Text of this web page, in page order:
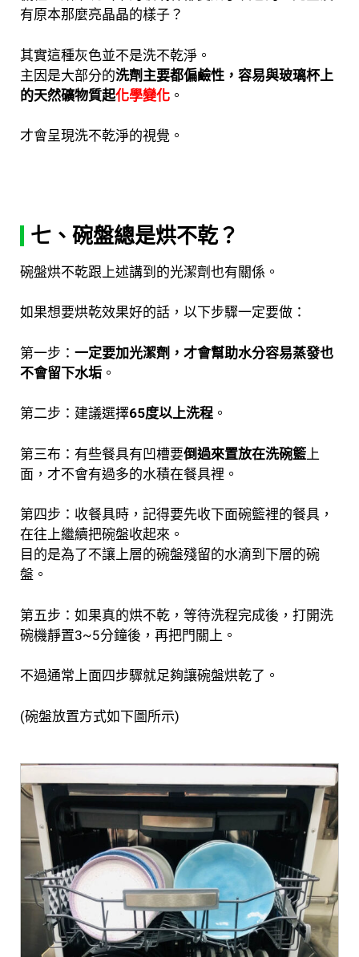
有原本那麼亮晶晶的樣子？
其實這種灰色並不是洗不乾淨。
主因是大部分的洗劑主要都偏鹼性，容易與玻璃杯上
的天然礦物質起化學變化 。
才會呈現洗不乾淨的視覺。
七、碗盤總是烘不乾？
碗盤烘不乾跟上述講到的光潔劑也有關係。
如果想要烘乾效果好的話，以下步驟一定要做：
第一步： 一定要加光潔劑，才會幫助水分容易蒸發也
不會留下水垢 。
第二步：建議選擇65度以上洗程 。
第三布：有些餐具有凹槽要倒過來置放在洗碗籃 上
面，才不會有過多的水積在餐具裡。
第四步：收餐具時，記得要先收下面碗籃裡的餐具，
在往上繼續把碗盤收起來。
目的是為了不讓上層的碗盤殘留的水滴到下層的碗
盤。
第五步：如果真的烘不乾，等待洗程完成後，打開洗
碗機靜置3~5分鐘後，再把門關上。
不過通常上面四步驟就足夠讓碗盤烘乾了。
(碗盤放置方式如下圖所示)